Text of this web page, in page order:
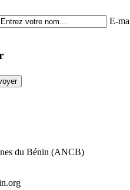
E-
du Bénin (ANCB)